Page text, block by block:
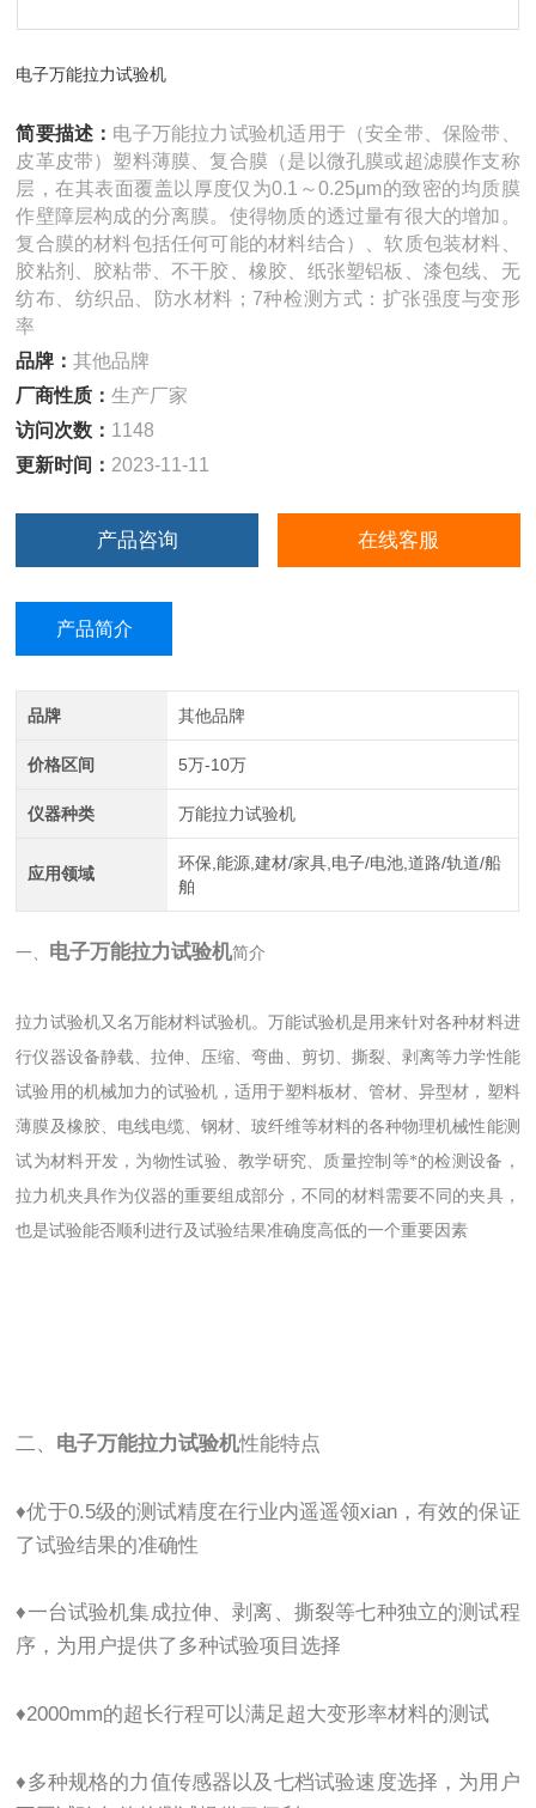
电子万能拉力试验机
简要描述： 电子万能拉力试验机适用于（安全带、保险带、
皮革皮带）塑料薄膜、复合膜（是以微孔膜或超滤膜作支称
层，在其表面覆盖以厚度仅为0.1～0.25μm的致密的均质膜
作壁障层构成的分离膜。使得物质的透过量有很大的增加。
复合膜的材料包括任何可能的材料结合）、软质包装材料、
胶粘剂、胶粘带、不干胶、橡胶、纸张塑铝板、漆包线、无
纺布、纺织品、防水材料；7种检测方式：扩张强度与变形
率
品牌：其他品牌
厂商性质：生产厂家
访问次数： 1148
更新时间： 2023-11-11
产品咨询 在线客服
产品简介
品牌 其他品牌
价格区间 5万-10万
仪器种类 万能拉力试验机
应用领域
环保,能源,建材/家具,电子/电池,道路/轨道/船
舶
一、 电子万能拉力试验机简介
拉力试验机又名万能材料试验机。万能试验机是用来针对各种材料进
行仪器设备静载、拉伸、压缩、弯曲、剪切、撕裂、剥离等力学性能
试验用的机械加力的试验机，适用于塑料板材、管材、异型材，塑料
薄膜及橡胶、电线电缆、钢材、玻纤维等材料的各种物理机械性能测
试为材料开发，为物性试验、教学研究、质量控制等*的检测设备，
拉力机夹具作为仪器的重要组成部分，不同的材料需要不同的夹具，
也是试验能否顺利进行及试验结果准确度高低的一个重要因素
二、 电子万能拉力试验机性能特点
♦优于0.5级的测试精度在行业内遥遥领xian，有效的保证
了试验结果的准确性
♦一台试验机集成拉伸、剥离、撕裂等七种独立的测试程
序，为用户提供了多种试验项目选择
♦2000mm的超长行程可以满足超大变形率材料的测试
♦多种规格的力值传感器以及七档试验速度选择，为用户